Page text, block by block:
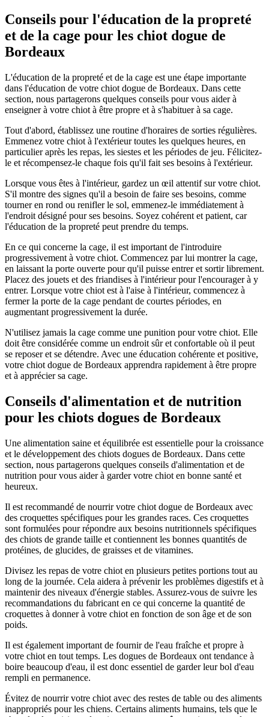
Conseils pour l'éducation de la propreté
et de la cage pour les chiot dogue de
Bordeaux
L'éducation de la propreté et de la cage est une étape importante
dans l'éducation de votre chiot dogue de Bordeaux. Dans cette
section, nous partagerons quelques conseils pour vous aider à
enseigner à votre chiot à être propre et à s'habituer à sa cage.
Tout d'abord, établissez une routine d'horaires de sorties régulières.
Emmenez votre chiot à l'extérieur toutes les quelques heures, en
particulier après les repas, les siestes et les périodes de jeu. Félicitez-
le et récompensez-le chaque fois qu'il fait ses besoins à l'extérieur.
Lorsque vous êtes à l'intérieur, gardez un œil attentif sur votre chiot.
S'il montre des signes qu'il a besoin de faire ses besoins, comme
tourner en rond ou renifler le sol, emmenez-le immédiatement à
l'endroit désigné pour ses besoins. Soyez cohérent et patient, car
l'éducation de la propreté peut prendre du temps.
En ce qui concerne la cage, il est important de l'introduire
progressivement à votre chiot. Commencez par lui montrer la cage,
en laissant la porte ouverte pour qu'il puisse entrer et sortir librement.
Placez des jouets et des friandises à l'intérieur pour l'encourager à y
entrer. Lorsque votre chiot est à l'aise à l'intérieur, commencez à
fermer la porte de la cage pendant de courtes périodes, en
augmentant progressivement la durée.
N'utilisez jamais la cage comme une punition pour votre chiot. Elle
doit être considérée comme un endroit sûr et confortable où il peut
se reposer et se détendre. Avec une éducation cohérente et positive,
votre chiot dogue de Bordeaux apprendra rapidement à être propre
et à apprécier sa cage.
Conseils d'alimentation et de nutrition
pour les chiots dogues de Bordeaux
Une alimentation saine et équilibrée est essentielle pour la croissance
et le développement des chiots dogues de Bordeaux. Dans cette
section, nous partagerons quelques conseils d'alimentation et de
nutrition pour vous aider à garder votre chiot en bonne santé et
heureux.
Il est recommandé de nourrir votre chiot dogue de Bordeaux avec
des croquettes spécifiques pour les grandes races. Ces croquettes
sont formulées pour répondre aux besoins nutritionnels spécifiques
des chiots de grande taille et contiennent les bonnes quantités de
protéines, de glucides, de graisses et de vitamines.
Divisez les repas de votre chiot en plusieurs petites portions tout au
long de la journée. Cela aidera à prévenir les problèmes digestifs et à
maintenir des niveaux d'énergie stables. Assurez-vous de suivre les
recommandations du fabricant en ce qui concerne la quantité de
croquettes à donner à votre chiot en fonction de son âge et de son
poids.
Il est également important de fournir de l'eau fraîche et propre à
votre chiot en tout temps. Les dogues de Bordeaux ont tendance à
boire beaucoup d'eau, il est donc essentiel de garder leur bol d'eau
rempli en permanence.
Évitez de nourrir votre chiot avec des restes de table ou des aliments
inappropriés pour les chiens. Certains aliments humains, tels que le